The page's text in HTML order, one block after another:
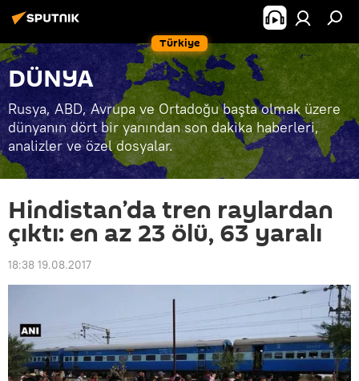
Türkiye
DÜNYA
Rusya, ABD, Avrupa ve Ortadoğu başta olmak üzere
dünyanın dört bir yanından son dakika haberleri,
analizler ve özel dosyalar.
Hindistan’da tren raylardan
çıktı: en az 23 ölü, 63 yaralı
18:38 19.08.2017